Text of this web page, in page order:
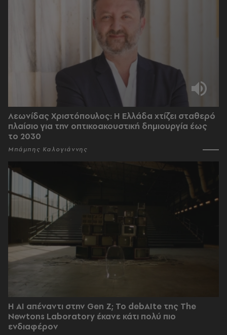
Λεωνίδας Χριστόπουλος: Η Ελλάδα χτίζει σταθερό
πλαίσιο για την οπτικοακουστική δημιουργία έως
το 2030
Μπάμπης Καλογιάννης
Η AI απέναντι στην Gen Z; Το debAIte της The
Newtons Laboratory έκανε κάτι πολύ πιο
ενδιαφέρον